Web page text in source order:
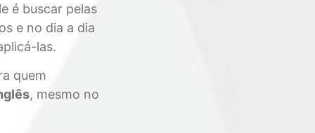
é buscar pelas
e no dia a dia
las.
quem
, mesmo no